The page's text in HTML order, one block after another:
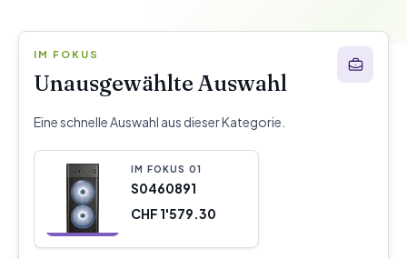
IM FOKUS
Unausgewählte Auswahl
Eine schnelle Auswahl aus dieser Kategorie.
IM FOKUS 01
S0460891
CHF 1'579.30